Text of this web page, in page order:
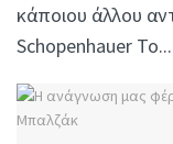
κάποιου άλλου
Schopenhauer Το...